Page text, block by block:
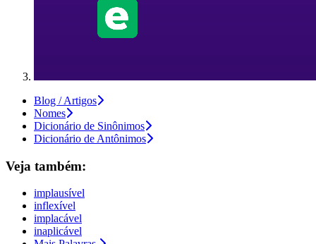
Blog / Artigos
Nomes
Dicionário de Sinônimos
Dicionário de Antônimos
Veja também:
implausível
inflexível
implacável
inaplicável